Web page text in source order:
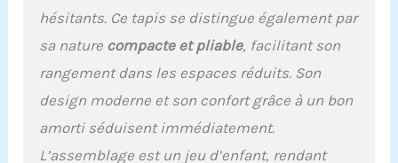
hésitants. Ce tapis se distingue également par
sa nature compacte et pliable, facilitant son
rangement dans les espaces réduits. Son
design moderne et son confort grâce à un bon
amorti séduisent immédiatement.
L’assemblage est un jeu d’enfant, rendant